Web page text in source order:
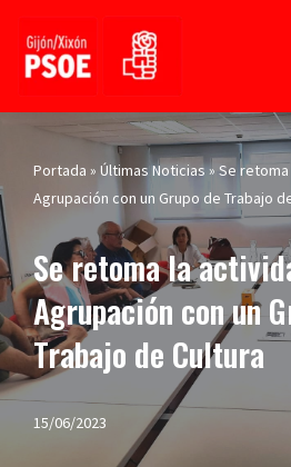
Saltar
contenido
Portada » Últimas Noticias» Se
Agrupación con un Grupo de Trabajo
Se retoma la
Agrupación con un
Trabajo de Cultura
15/06/2023